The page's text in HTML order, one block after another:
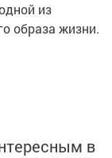
из
образа жизни.
в